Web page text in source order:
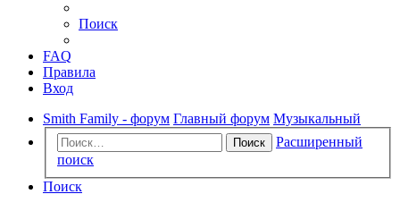
Поиск
FAQ
Правила
Вход
Smith Family - форум Главный форум Музыкальный
Поиск
Расширенный
поиск
Поиск